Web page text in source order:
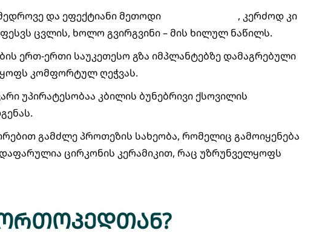
და ეფექტიანი მეთოდი
, კერძოდ კი
ცვლის, ხოლო გვირგვინი – მის ხილულ ნაწილს.
ერთ-ერთი საუკეთესო გზა იმპლანტებზე დამაგრებული
კომფორტულ ღეჭვას.
უპირატესობაა კბილის ბუნებრივი ქსოვილის
გამძლე პროთეზის სახეობა, რომელიც გამოიყენება
ცირკონის კერამიკით, რაც უზრუნველყოფს